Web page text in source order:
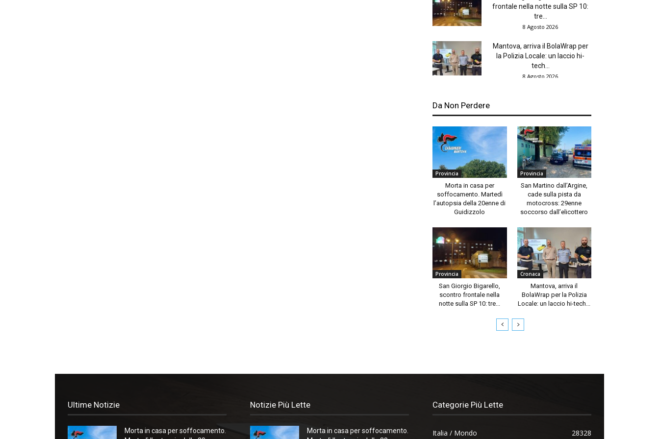
frontale nella notte sulla SP 10:
tre...
8 Agosto 2026
Mantova, arriva il BolaWrap per
la Polizia Locale: un laccio hi-
tech...
8 Agosto 2026
Da Non Perdere
Provincia
Morta in casa per
soffocamento. Martedì
l’autopsia della 20enne di
Guidizzolo
Provincia
San Martino dall’Argine,
cade sulla pista da
motocross: 29enne
soccorso dall’elicottero
Provincia
San Giorgio Bigarello,
scontro frontale nella
notte sulla SP 10: tre...
Cronaca
Mantova, arriva il
BolaWrap per la Polizia
Locale: un laccio hi-tech...
Ultime Notizie
Morta in casa per soffocamento.
Notizie Più Lette
Morta in casa per soffocamento.
Categorie Più Lette
Italia / Mondo 28328